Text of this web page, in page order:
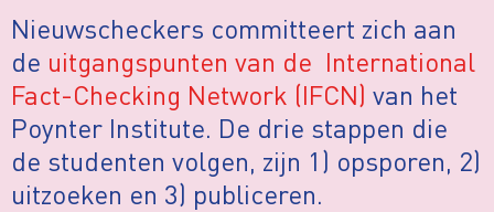
Nieuwscheckers committeert zich aan
de uitgangspunten van de International
Fact-Checking Network (IFCN) van het
Poynter Institute. De drie stappen die
de studenten volgen, zijn 1) opsporen, 2)
uitzoeken en 3) publiceren.